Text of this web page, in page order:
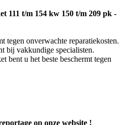
111 t/m 154 kw 150 t/m 209 pk -
tegen onverwachte reparatiekosten.
bij vakkundige specialisten.
bent u het beste beschermt tegen
op onze website !